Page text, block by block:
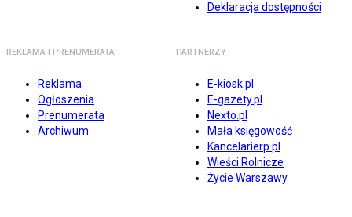
Deklaracja dostępności
REKLAMA I PRENUMERATA
Reklama
Ogłoszenia
Prenumerata
Archiwum
PARTNERZY
E-kiosk.pl
E-gazety.pl
Nexto.pl
Mała księgowość
Kancelarierp.pl
Wieści Rolnicze
Życie Warszawy